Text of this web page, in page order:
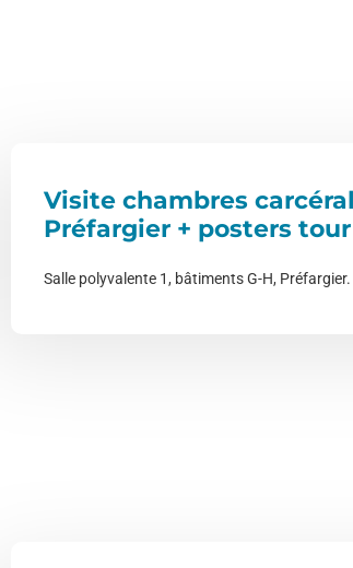
Visite chambres
Préfargier + posters tour
Salle polyvalente 1, bâtiments G-H, Préfargier.